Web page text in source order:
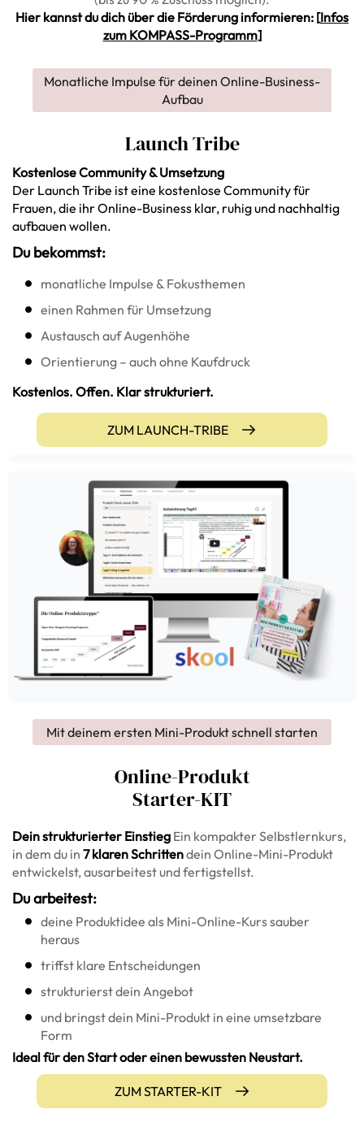
Hier kannst du dich über die Förderung informieren: [Infos
zum KOMPASS-Programm]
Monatliche Impulse für deinen Online-Business-
Aufbau
Launch Tribe
Kostenlose Community & Umsetzung
Der Launch Tribe ist eine kostenlose Community für
Frauen, die ihr Online-Business klar, ruhig und nachhaltig
aufbauen wollen.
Du bekommst:
monatliche Impulse & Fokusthemen
einen Rahmen für Umsetzung
Austausch auf Augenhöhe
Orientierung – auch ohne Kaufdruck
Kostenlos. Offen. Klar strukturiert.
ZUM LAUNCH-TRIBE
Mit deinem ersten Mini-Produkt schnell starten
Online-Produkt
Starter-KIT
Dein strukturierter Einstieg Ein kompakter Selbstlernkurs,
in dem du in 7 klaren Schrittendein Online-Mini-Produkt
entwickelst, ausarbeitest und fertigstellst.
Du arbeitest:
deine Produktidee als Mini-Online-Kurs sauber
heraus
triffst klare Entscheidungen
strukturierst dein Angebot
und bringst dein Mini-Produkt in eine umsetzbare
Form
Ideal für den Start oder einen bewussten Neustart.
ZUM STARTER-KIT